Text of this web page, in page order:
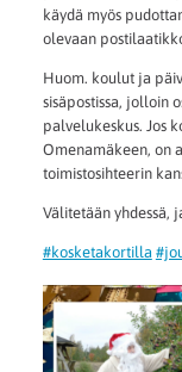
käydä myös
olevaan
Huom. koulut ja
sisäpostissa, jolloin
palvelukeskus. Jos
Omenamäkeen, on
toimistosihteerin
Välitetään yhdessä,
#kosketakortilla